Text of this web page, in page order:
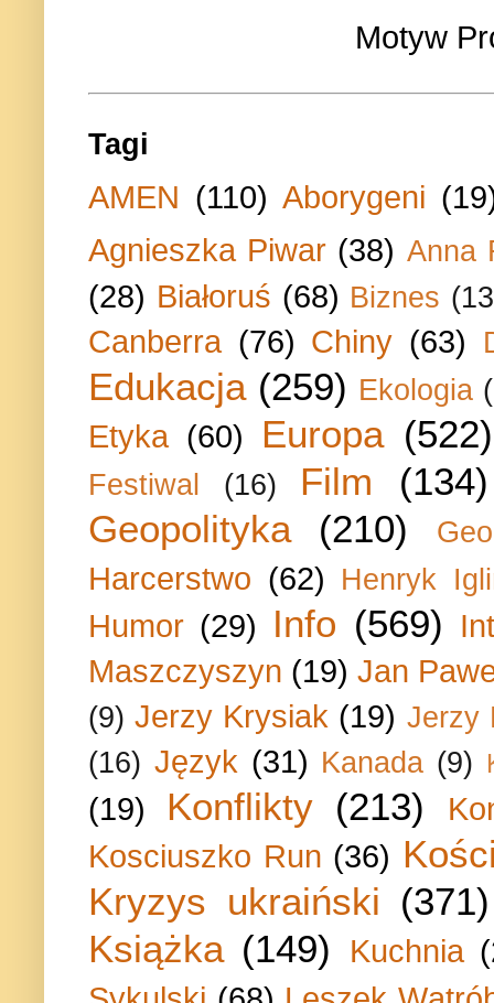
Motyw
Tagi
AMEN (110) Aborygeni
Agnieszka Piwar (38) Anna
(28) Białoruś (68) Biznes
Canberra (76) Chiny (63)
Edukacja (259) Ekologia
Etyka (60) Europa (522)
Festiwal (16) Film
(134)
Geopolityka
(210)
Harcerstwo (62) Henryk
Humor (29) Info (569)
Maszczyszyn (19) Jan
(9) Jerzy Krysiak (19) Jerzy
(16) Język (31) Kanada (9)
(19) Konflikty (213)
Kosciuszko Run (36)
Kryzys ukraiński (371)
Książka (149) Kuchnia